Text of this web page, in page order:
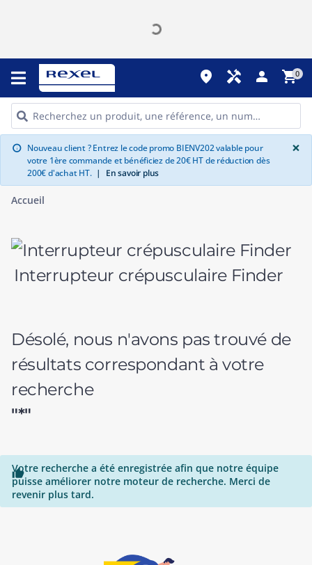
place handyman person shopping_cart0
info Nouveau client ? Entrez le code promo BIENV202 valable pour
votre 1ère commande et bénéficiez de 20€ HT de réduction dès
200€ d'achat HT. | En savoir plus
×
Accueil
Interrupteur crépusculaire Finder
Désolé, nous n'avons pas trouvé de
résultats correspondant à votre
recherche
"*"

Votre recherche a été enregistrée afin que notre équipe
puisse améliorer notre moteur de recherche. Merci de
revenir plus tard.